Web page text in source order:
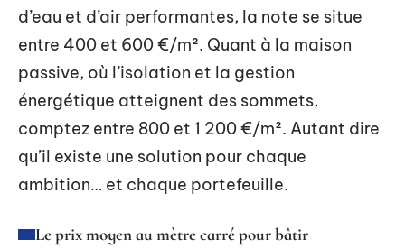
d’eau et d’air performantes, la note se situe
entre 400 et 600 €/m². Quant à la maison
passive, où l’isolation et la gestion
énergétique atteignent des sommets,
comptez entre 800 et 1 200 €/m². Autant dire
qu’il existe une solution pour chaque
ambition… et chaque portefeuille.
Le prix moyen au mètre carré pour bâtir